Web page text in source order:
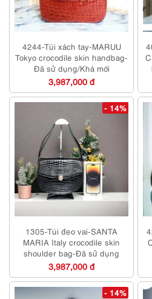
4244-Túi xách tay-MARUU
Tokyo crocodile skin handbag-
Đã sử dụng/Khá mới
3,987,000 đ
- 14%
1305-Túi đeo vai-SANTA
MARIA Italy crocodile skin
shoulder bag-Đã sử dụng
3,987,000 đ
- 14%